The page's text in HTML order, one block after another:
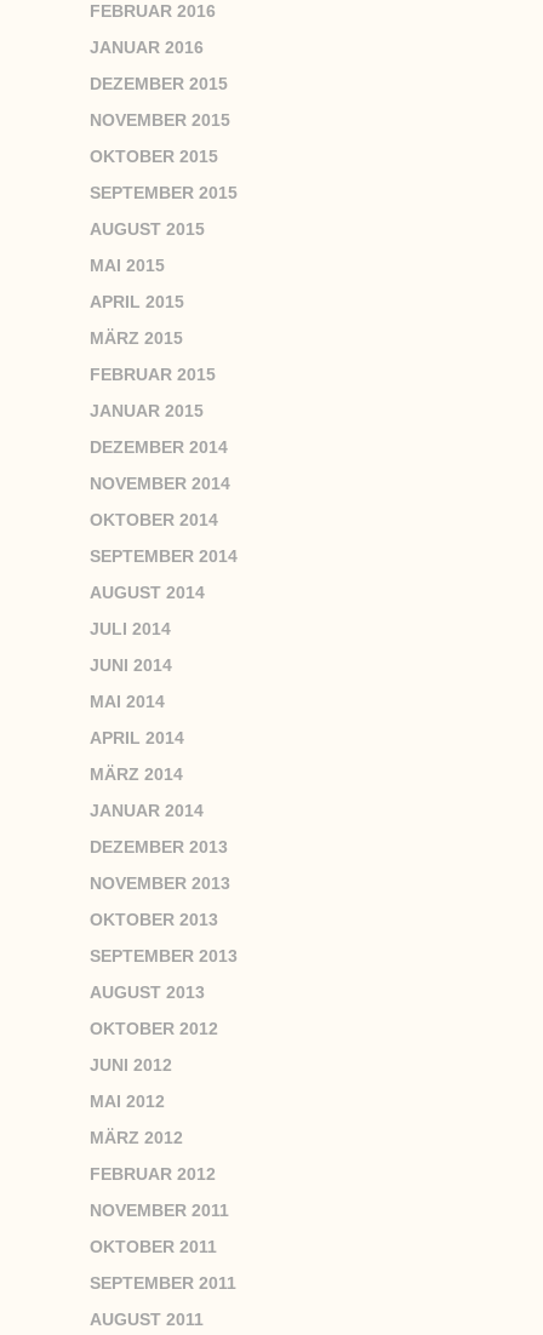
FEBRUAR 2016
JANUAR 2016
DEZEMBER 2015
NOVEMBER 2015
OKTOBER 2015
SEPTEMBER 2015
AUGUST 2015
MAI 2015
APRIL 2015
MÄRZ 2015
FEBRUAR 2015
JANUAR 2015
DEZEMBER 2014
NOVEMBER 2014
OKTOBER 2014
SEPTEMBER 2014
AUGUST 2014
JULI 2014
JUNI 2014
MAI 2014
APRIL 2014
MÄRZ 2014
JANUAR 2014
DEZEMBER 2013
NOVEMBER 2013
OKTOBER 2013
SEPTEMBER 2013
AUGUST 2013
OKTOBER 2012
JUNI 2012
MAI 2012
MÄRZ 2012
FEBRUAR 2012
NOVEMBER 2011
OKTOBER 2011
SEPTEMBER 2011
AUGUST 2011